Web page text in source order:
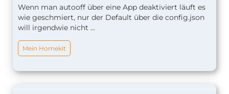
Wenn man autooff über eine App deaktiviert läuft es
wie geschmiert, nur der Default über die config.json
will irgendwie nicht ...
Mein Homekit